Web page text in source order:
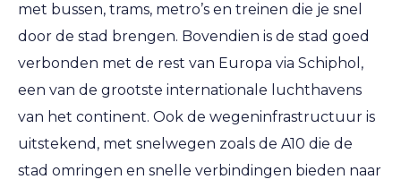
met bussen, trams, metro’s en treinen die je snel
door de stad brengen. Bovendien is de stad goed
verbonden met de rest van Europa via Schiphol,
een van de grootste internationale luchthavens
van het continent. Ook de wegeninfrastructuur is
uitstekend, met snelwegen zoals de A10 die de
stad omringen en snelle verbindingen bieden naar